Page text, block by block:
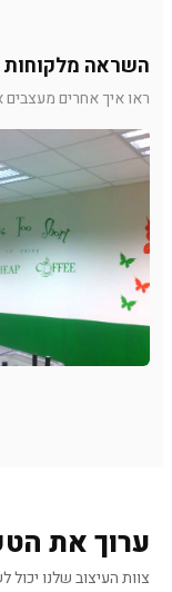
השראה מלקוחות
ראו איך אחרים
ערוך את
צוות העיצוב שלנו יכול